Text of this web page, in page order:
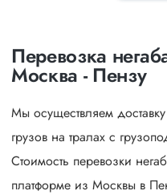
Перевозка
Москва - Пензу
Мы осуществляем
грузов на тралах с
Стоимость перевозки
платформе из Москвы в